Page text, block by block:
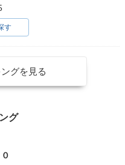
す
グを見る
グ